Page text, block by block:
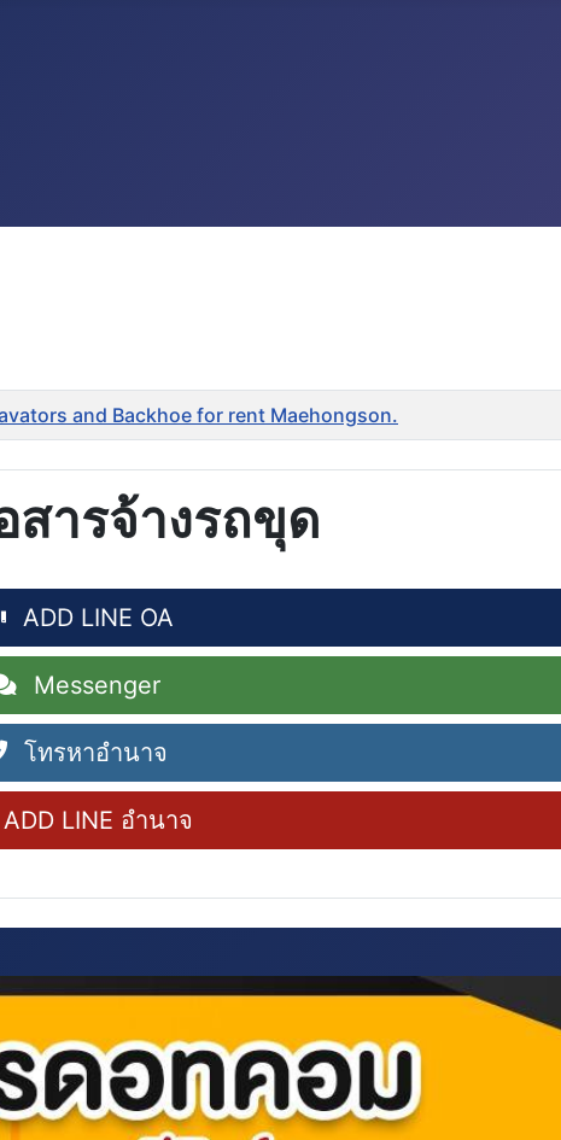
and Backhoe for rent Maehongson.
สารจ้างรถขุด
ADD LINE OA
Messenger
โทรหาอำนาจ
ADD LINE อำนาจ